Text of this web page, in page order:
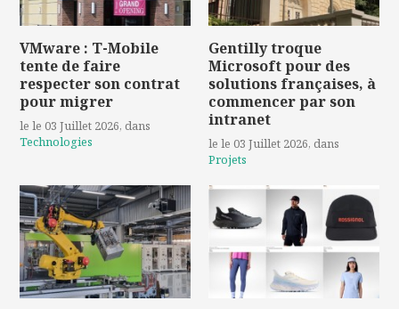
VMware : T-Mobile
tente de faire
respecter son contrat
pour migrer
le le 03 Juillet 2026, dans
Technologies
Gentilly troque
Microsoft pour des
solutions françaises, à
commencer par son
intranet
le le 03 Juillet 2026, dans
Projets